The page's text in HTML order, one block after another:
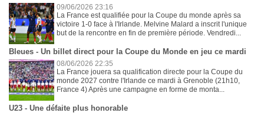
09/06/2026 23:16
La France est qualifiée pour la Coupe du monde après sa
victoire 1-0 face à l'Irlande. Melvine Malard a inscrit l'unique
but de la rencontre en fin de première période. Vendredi...
Bleues - Un billet direct pour la Coupe du Monde en jeu ce mardi
08/06/2026 22:35
La France jouera sa qualification directe pour la Coupe du
monde 2027 contre l'Irlande ce mardi à Grenoble (21h10,
France 4) Après une campagne en forme de monta...
U23 - Une défaite plus honorable